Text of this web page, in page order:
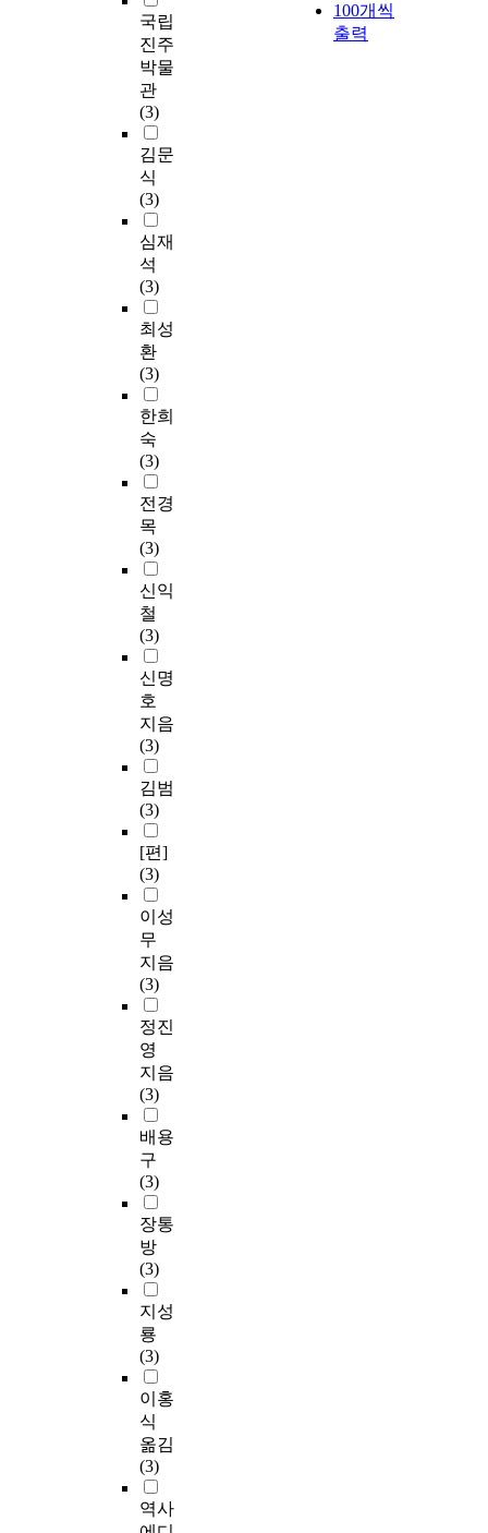
국립
진주
박물
관
(3)
김문
식
(3)
심재
석
(3)
최성
환
(3)
한희
숙
(3)
전경
목
(3)
신익
철
(3)
신명
호
지음
(3)
김범
(3)
[편]
(3)
이성
무
지음
(3)
정진
영
지음
(3)
배용
구
(3)
장통
방
(3)
지성
룡
(3)
이홍
식
옮김
(3)
역사
100개씩
출력